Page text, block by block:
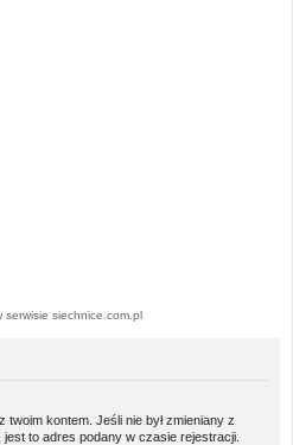
serwisie siechnice.com.pl
kontem. Jeśli nie był zmieniany z
to adres podany w czasie rejestracji.